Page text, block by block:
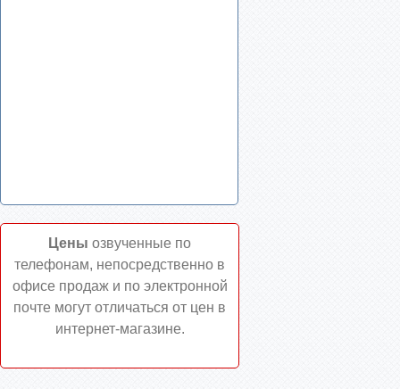
Цены озвученные по
телефонам, непосредственно в
офисе продаж и по электронной
почте могут отличаться от цен в
интернет-магазине.